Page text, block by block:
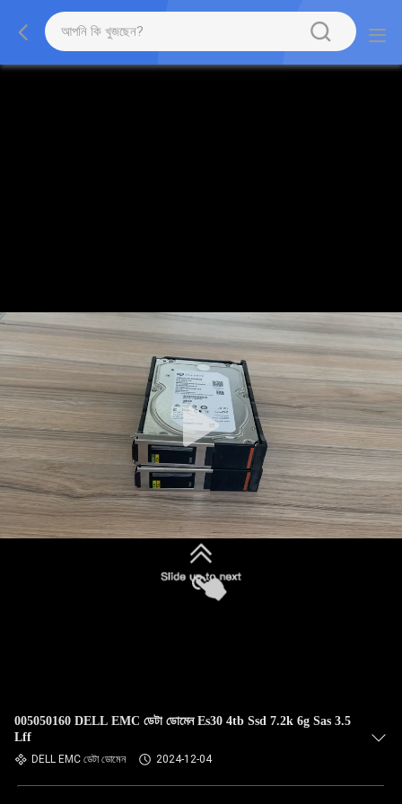
005050160 DELL EMC ডেটা ডোমেন Es30 4tb Ssd 7.2k 6g Sas 3.5
Lff
DELL EMC ডেটা ডোমেন 2024-12-04